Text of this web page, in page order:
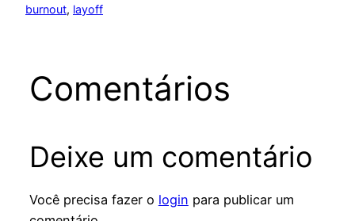
burnout, layoff
Comentários
Deixe um comentário
Você precisa fazer o login para publicar um